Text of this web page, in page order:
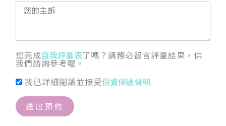
您完成自我評量表了嗎？請務必留言評量結果，供
我們諮詢參考喔。
我已詳細閱讀並接受個資保護聲明
送出預約